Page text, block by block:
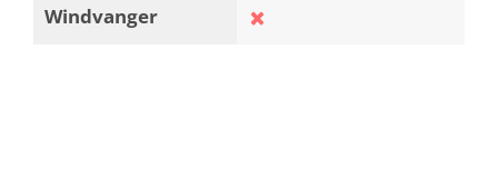
Windvanger